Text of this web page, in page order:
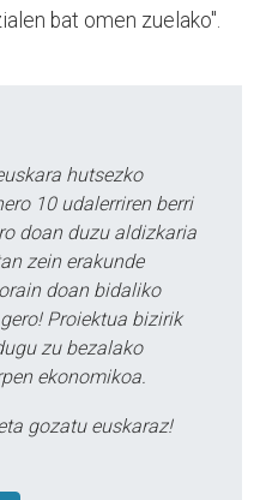
bat omen zuelako".
hutsezko
10 udalerriren berri
doan duzu aldizkaria
zein erakunde
doan bidaliko
Proiektua bizirik
zu bezalako
ekonomikoa.
gozatu euskaraz!